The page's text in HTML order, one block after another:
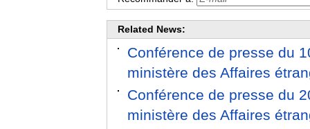
Related News:
Conférence de presse du
ministère des Affaires
Conférence de presse du
ministère des Affaires